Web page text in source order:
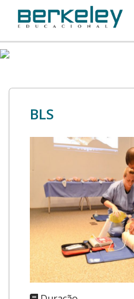
SOBRE
CURSOS
TURMAS
ACESSE
BLS